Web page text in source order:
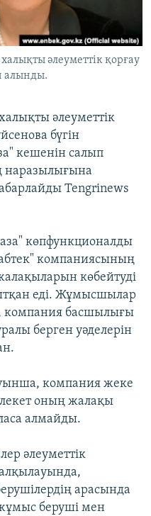
әлеуметтік қорғау
алынды.
әлеуметтік
бүгін
кешенін салып
Tengrinews
көпфункционалды
компаниясының
көбейтуді
еді. Жұмысшылар
компания басшылығы
берген уәделерін
компания жеке
оның жалақы
алмайды.
әлеуметтік
арасында
беруші мен